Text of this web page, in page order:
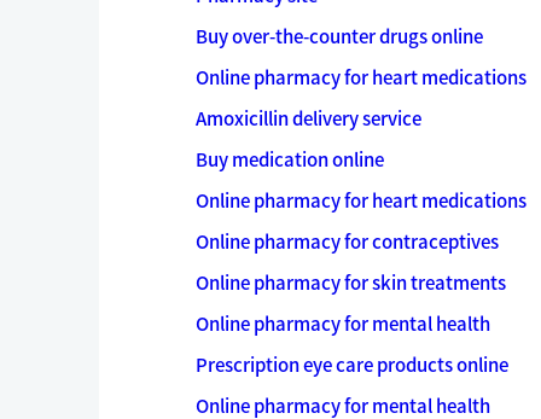
Buy over-the-counter drugs online
Online pharmacy for heart medications
Amoxicillin delivery service
Buy medication online
Online pharmacy for heart medications
Online pharmacy for contraceptives
Online pharmacy for skin treatments
Online pharmacy for mental health
Prescription eye care products online
Online pharmacy for mental health